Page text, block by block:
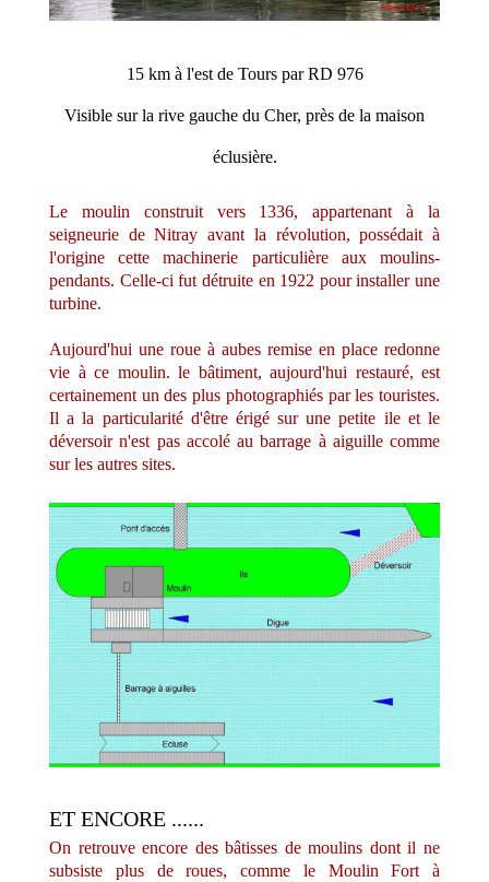
15 km à l'est de Tours par RD 976
Visible sur la rive gauche du Cher, près de la maison
éclusière.
Le moulin construit vers 1336, appartenant à la
seigneurie de Nitray avant la révolution, possédait à
l'origine cette machinerie particulière aux moulins-
pendants. Celle-ci fut détruite en 1922 pour installer une
turbine.
Aujourd'hui une roue à aubes remise en place redonne
vie à ce moulin. le bâtiment, aujourd'hui restauré, est
certainement un des plus photographiés par les touristes.
Il a la particularité d'être érigé sur une petite ile et le
déversoir n'est pas accolé au barrage à aiguille comme
sur les autres sites.
ET ENCORE ......
On retrouve encore des bâtisses de moulins dont il ne
subsiste plus de roues, comme le Moulin Fort à